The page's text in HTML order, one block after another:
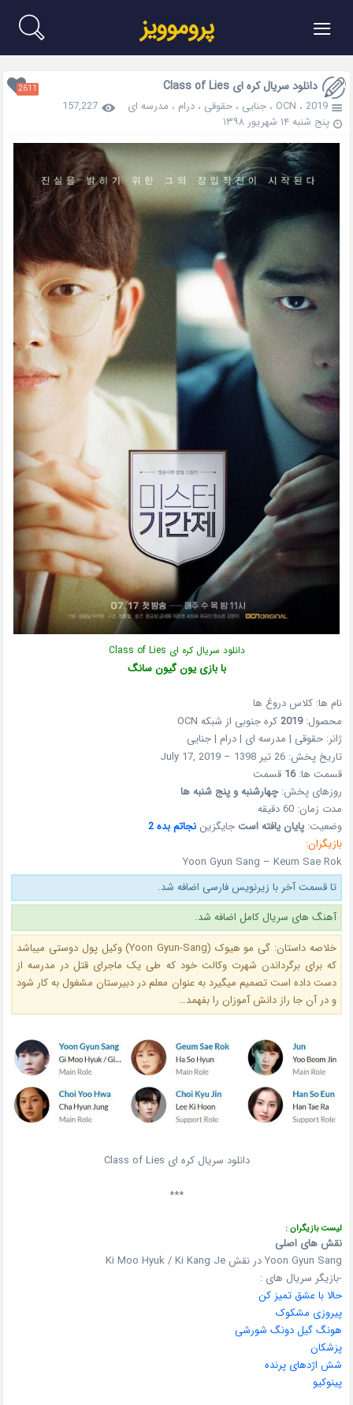
≡ پروموویز
دانلود سریال کره ای Class of Lies 2611
2019 ، OCN ،جنایی ،حقوقی ،درام ، مدرسه ای
157,227
پنج شنبه ۱۴ شهریور ۱۳۹۸
دانلود سریال کره ای Class of Lies
با بازییون گیون سانگ
نام ها: کلاس دروغ ها
محصول:2019کره جنوبی از شبکه OCN
ژانر: حقوقی | مدرسه ای | درام | جنایی
تاریخ پخش: 26 تیر 1398 – July 17, 2019
قسمت ها:16 قسمت
روزهای پخش:چهارشنبه و پنج شنبه ها
مدت زمان: 60 دقیقه
وضعیت:پایان یافته استجایگزیننجاتم بده 2
بازیگران:
Yoon Gyun Sang – Keum Sae Rok
تا قسمت آخر با زیرنویس فارسی اضافه شد.
آهنگ های سریال کامل اضافه شد.
خلاصه داستان: گی مو هیوک (Yoon Gyun-Sang) وکیل پول دوستی میباشد
که برای برگرداندن شهرت وکالت خود که طی یک ماجرای قتل در مدرسه از
دست داده است تصمیم میگیرد به عنوان معلم در دبیرستان مشغول به کار شود
و در آن جا راز دانش آموزان را بفهمد…
دانلود سریال کره ای Class of Lies
***
لیست بازیگران :
نقش های اصلی
Yoon Gyun Sang در نقش Ki Moo Hyuk / Ki Kang Je
-بازیگر سریال های :
حالا با عشق تمیز کن
پیروزی مشکوک
هونگ گیل دونگ شورشی
پزشکان
شش اژدهای پرنده
پینوکیو